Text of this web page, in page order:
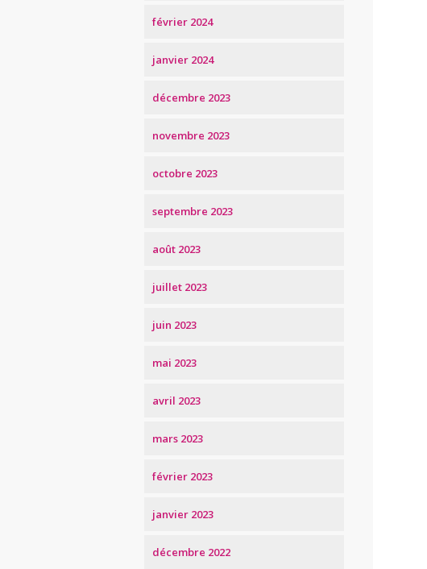
février 2024
janvier 2024
décembre 2023
novembre 2023
octobre 2023
septembre 2023
août 2023
juillet 2023
juin 2023
mai 2023
avril 2023
mars 2023
février 2023
janvier 2023
décembre 2022